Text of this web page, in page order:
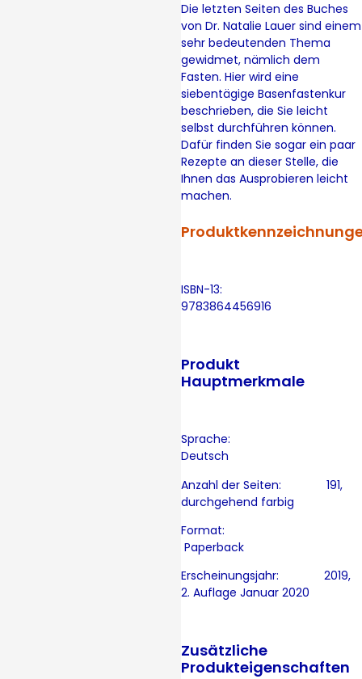
Die letzten Seiten des Buches
von Dr. Natalie Lauer sind einem
sehr bedeutenden Thema
gewidmet, nämlich dem
Fasten. Hier wird eine
siebentägige Basenfastenkur
beschrieben, die Sie leicht
selbst durchführen können.
Dafür finden Sie sogar ein paar
Rezepte an dieser Stelle, die
Ihnen das Ausprobieren leicht
machen.
ISBN-13:
9783864456916
Produkt
Hauptmerkmale
Sprache:
Deutsch
Anzahl der Seiten: 191,
durchgehend farbig
Format:
Paperback
Erscheinungsjahr: 2019,
2. Auflage Januar 2020
Zusätzliche
Produkteigenschaften